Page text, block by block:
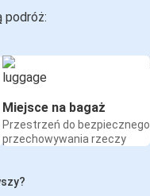
podróż:
Miejsce na bagaż
Przestrzeń do bezpiecznego
przechowywania rzeczy